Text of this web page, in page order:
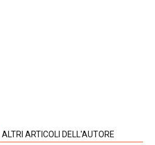
ALTRI ARTICOLI DELL'AUTORE